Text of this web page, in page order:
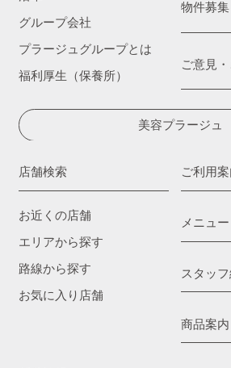
グループ会社
プラージュグループとは
福利厚生（保養所）
物件募集
ご意見
美容プラージュ
店舗検索
お近くの店舗
エリアから探す
路線から探す
お気に入り店舗
ご利用
メニュ
スタッ
商品案内